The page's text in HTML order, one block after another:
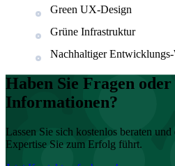
Green UX-Design
Grüne Infrastruktur
Nachhaltiger
Haben Sie Fragen
Informationen?
Lassen Sie sich kostenlos beraten
Expertise Sie zum Erfolg führt.